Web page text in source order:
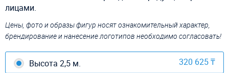
лицами.
Цены, фото и образы фигур носят ознакомительный характер,
брендирование и нанесение логотипов необходимо согласовать!
Высота 2,5 м. 320 625 ₸